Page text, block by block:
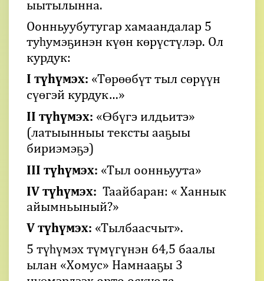
ыытылынна.
Оонньуубутугар хамаандалар 5
туһумэҕинэн күөн көрүстүлэр. Ол
курдук:
I түһүмэх: «Төрөөбүт тыл сөрүүн
сүөгэй курдук…»
II түһүмэх: «Өбүгэ илдьитэ»
(латыынныы тексты ааҕыы
бириэмэҕэ)
III түһүмэх: «Тыл оонньуута»
IV түһүмэх: Таайбаран: « Ханнык
айымньыный?»
V түһүмэх: «Тылбаасчыт».
5 түһүмэх түмүгүнэн 64,5 баалы
ылан «Хомус» Намнааҕы 3